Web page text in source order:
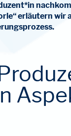
erläutern wir